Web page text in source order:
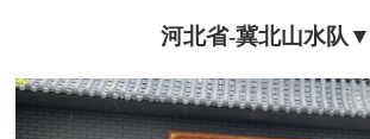
河北省-冀北山水队▼